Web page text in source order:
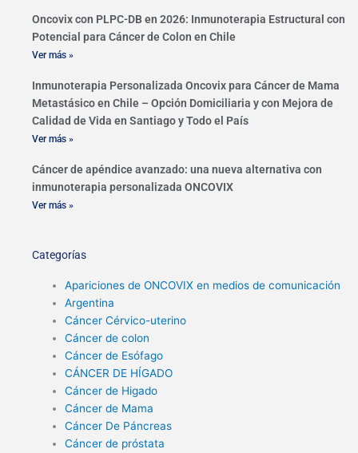
Oncovix con PLPC-DB en 2026: Inmunoterapia Estructural con
Potencial para Cáncer de Colon en Chile
Ver más »
Inmunoterapia Personalizada Oncovix para Cáncer de Mama
Metastásico en Chile – Opción Domiciliaria y con Mejora de
Calidad de Vida en Santiago y Todo el País
Ver más »
Cáncer de apéndice avanzado: una nueva alternativa con
inmunoterapia personalizada ONCOVIX
Ver más »
Categorías
Apariciones de ONCOVIX en medios de comunicación
Argentina
Cáncer Cérvico-uterino
Cáncer de colon
Cáncer de Esófago
CÁNCER DE HÍGADO
Cáncer de Higado
Cáncer de Mama
Cáncer De Páncreas
Cáncer de próstata